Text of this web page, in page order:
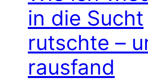
in die Sucht
rutschte –
rausfand